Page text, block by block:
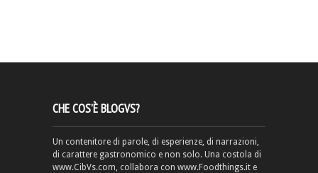
CHE COS’È BLOGVS?
Un contenitore di parole, di esperienze, di narrazioni,
di carattere gastronomico e non solo. Una costola di
www.CibVs.com, collabora con www.Foodthings.it e